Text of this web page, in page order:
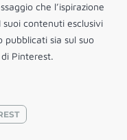
che l’ispirazione
suoi contenuti esclusivi
pubblicati sia sul suo
Pinterest.